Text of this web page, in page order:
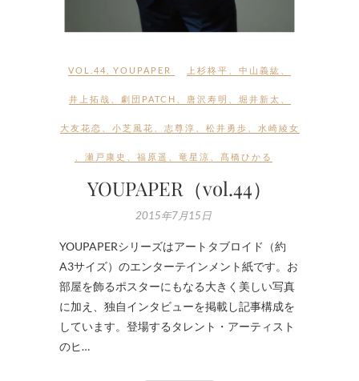
VOL.44 YOUPAPER 上杉柊平 中山義紘
井上拓哉 劇団PATCH 唐沢寿明 堀井新太
大友花恋 小芝風花 志尊淳 松井勇歩 水崎綾女
瀬戸康史 福原遥 竜星涼 髙橋ひかる
YOUPAPER（vol.44）
2015年7月15日
YOUPAPERシリーズはアートタブロイド（約
A3サイズ）のエンターテインメント紙です。お
部屋を飾るポスターにもなる大きく美しい写真
に加え、独自インタビューを掲載し記事構成を
しています。登場するタレント・アーティスト
のヒ…